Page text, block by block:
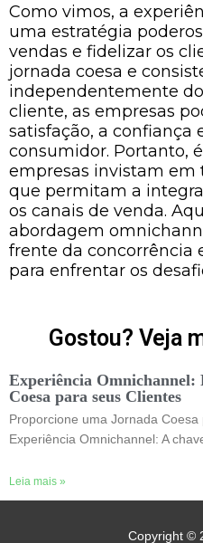
Como vimos, a
uma estratégia
vendas e fidelizar os
jornada coesa e
independentemente
cliente, as empresas
satisfação, a confiança
consumidor. Portanto,
empresas invistam em
que permitam a
os canais de venda.
abordagem
frente da concorrência
para enfrentar os
Gostou? Veja
Experiência Omnichannel:
Coesa para seus Clientes
Proporcione uma Jornada
Experiência Omnichannel: A
Leia mais »
Copyright ©